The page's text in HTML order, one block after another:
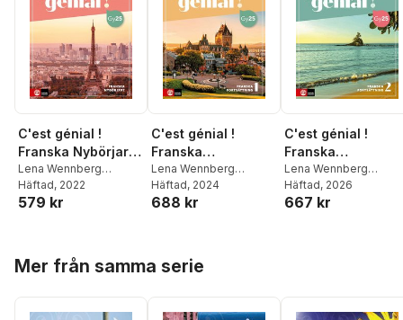
C'est génial !
Franska Nybörjare
Allt-i ett-bok
Lena Wennberg
Trolleberg,Marie-
Louise Sanner
Häftad, 2022
579 kr
C'est génial !
Franska
Fortsättning 1,
tredje upplagan
Lena Wennberg
Trolleberg,Marie-
Louise Sanner
Häftad, 2024
688 kr
C'est génial !
Franska
Fortsättning 2,
tredje upplagan
Lena Wennberg
Trolleberg,Marie-
Louise Sanner
Häftad, 2026
667 kr
Mer från samma serie